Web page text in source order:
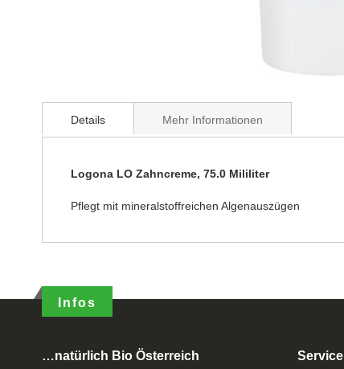
Details
Logona LO Zahncreme, 75.0 Mililiter
Pflegt mit mineralstoffreichen Algenauszügen
Mehr Informationen
Infos
…natürlich Bio Österreich Service